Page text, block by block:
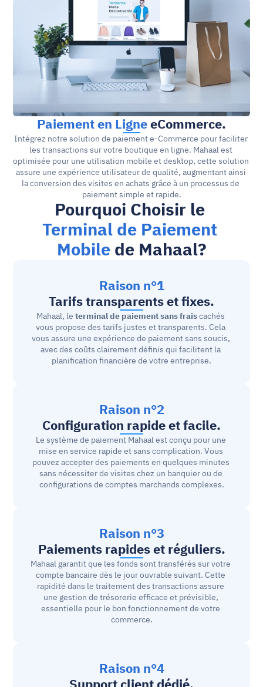
Paiement en Ligne eCommerce.
Intégrez notre solution de paiement e-Commerce pour faciliter
les transactions sur votre boutique en ligne. Mahaal est
optimisée pour une utilisation mobile et desktop, cette solution
assure une expérience utilisateur de qualité, augmentant ainsi
la conversion des visites en achats grâce à un processus de
paiement simple et rapide.
Pourquoi Choisir le
Terminal de Paiement
Mobile de Mahaal?
Raison n°1
Tarifs transparents et fixes.
Mahaal, le terminal de paiement sans frais cachés
vous propose des tarifs justes et transparents. Cela
vous assure une expérience de paiement sans soucis,
avec des coûts clairement définis qui facilitent la
planification financière de votre entreprise.
Raison n°2
Configuration rapide et facile.
Le système de paiement Mahaal est conçu pour une
mise en service rapide et sans complication. Vous
pouvez accepter des paiements en quelques minutes
sans nécessiter de visites chez un banquier ou de
configurations de comptes marchands complexes.
Raison n°3
Paiements rapides et réguliers.
Mahaal garantit que les fonds sont transférés sur votre
compte bancaire dès le jour ouvrable suivant. Cette
rapidité dans le traitement des transactions assure
une gestion de trésorerie efficace et prévisible,
essentielle pour le bon fonctionnement de votre
commerce.
Raison n°4